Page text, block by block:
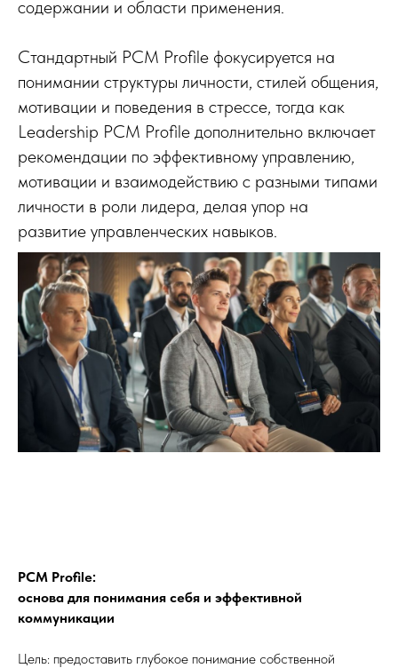
содержании и области применения.
Стандартный PCM Profile фокусируется на
понимании структуры личности, стилей общения,
мотивации и поведения в стрессе, тогда как
Leadership PCM Profile дополнительно включает
рекомендации по эффективному управлению,
мотивации и взаимодействию с разными типами
личности в роли лидера, делая упор на
развитие управленческих навыков.
PCM Profile:
основа для понимания себя и эффективной
коммуникации
Цель: предоставить глубокое понимание собственной